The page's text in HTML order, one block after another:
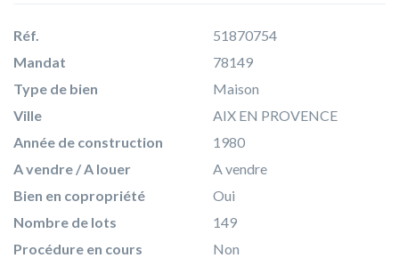
Réf.
51870754
Mandat
78149
Type de bien
Maison
Ville
AIX EN PROVENCE
Année de construction
1980
A vendre / A louer
A vendre
Bien en copropriété
Oui
Nombre de lots
149
Procédure en cours
Non